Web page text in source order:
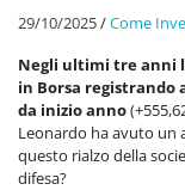
29/10/2025/Come
Negli ultimi tre anni
in Borsa registrando
da inizio anno
Leonardo ha avuto un
questo rialzo della
difesa?